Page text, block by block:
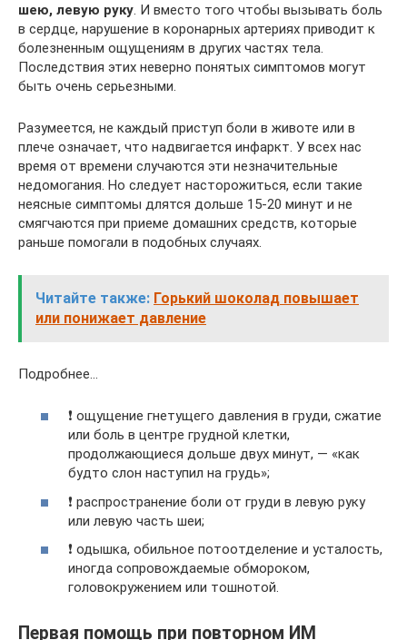
шею, левую руку . И вместо того чтобы вызывать боль
в сердце, нарушение в коронарных артериях приводит к
болезненным ощущениям в других частях тела.
Последствия этих неверно понятых симптомов могут
быть очень серьезными.
Разумеется, не каждый приступ боли в животе или в
плече означает, что надвигается инфаркт. У всех нас
время от времени случаются эти незначительные
недомогания. Но следует насторожиться, если такие
неясные симптомы длятся дольше 15-20 минут и не
смягчаются при приеме домашних средств, которые
раньше помогали в подобных случаях.
Читайте также: Горький шоколад повышает
или понижает давление
Подробнее…
❗ ощущение гнетущего давления в груди, сжатие
или боль в центре грудной клетки,
продолжающиеся дольше двух минут, — «как
будто слон наступил на грудь»;
❗ распространение боли от груди в левую руку
или левую часть шеи;
❗ одышка, обильное потоотделение и усталость,
иногда сопровождаемые обмороком,
головокружением или тошнотой.
Первая помощь при повторном ИМ